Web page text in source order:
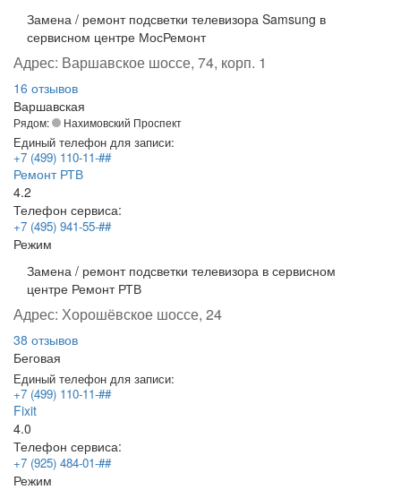
Замена / ремонт подсветки телевизора Samsung в
сервисном центре МосРемонт
Адрес: Варшавское шоссе, 74, корп. 1
16 отзывов
Варшавская
Рядом: Нахимовский Проспект
Единый телефон для записи:
+7 (499) 110-11-##
Ремонт РТВ
4.2
Телефон сервиса:
+7 (495) 941-55-##
Режим
Замена / ремонт подсветки телевизора в сервисном
центре Ремонт РТВ
Адрес: Хорошёвское шоссе, 24
38 отзывов
Беговая
Единый телефон для записи:
+7 (499) 110-11-##
Fixit
4.0
Телефон сервиса:
+7 (925) 484-01-##
Режим